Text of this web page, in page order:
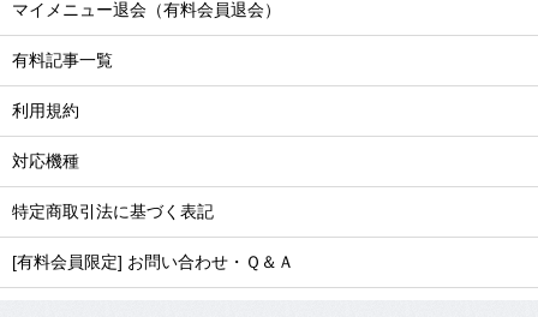
マイメニュー退会（有料会員退会）
有料記事一覧
利用規約
対応機種
特定商取引法に基づく表記
[有料会員限定] お問い合わせ・Ｑ＆Ａ